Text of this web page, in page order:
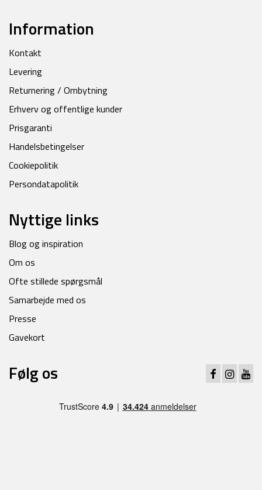
Information
Kontakt
Levering
Returnering / Ombytning
Erhverv og offentlige kunder
Prisgaranti
Handelsbetingelser
Cookiepolitik
Persondatapolitik
Nyttige links
Blog og inspiration
Om os
Ofte stillede spørgsmål
Samarbejde med os
Presse
Gavekort
Følg os